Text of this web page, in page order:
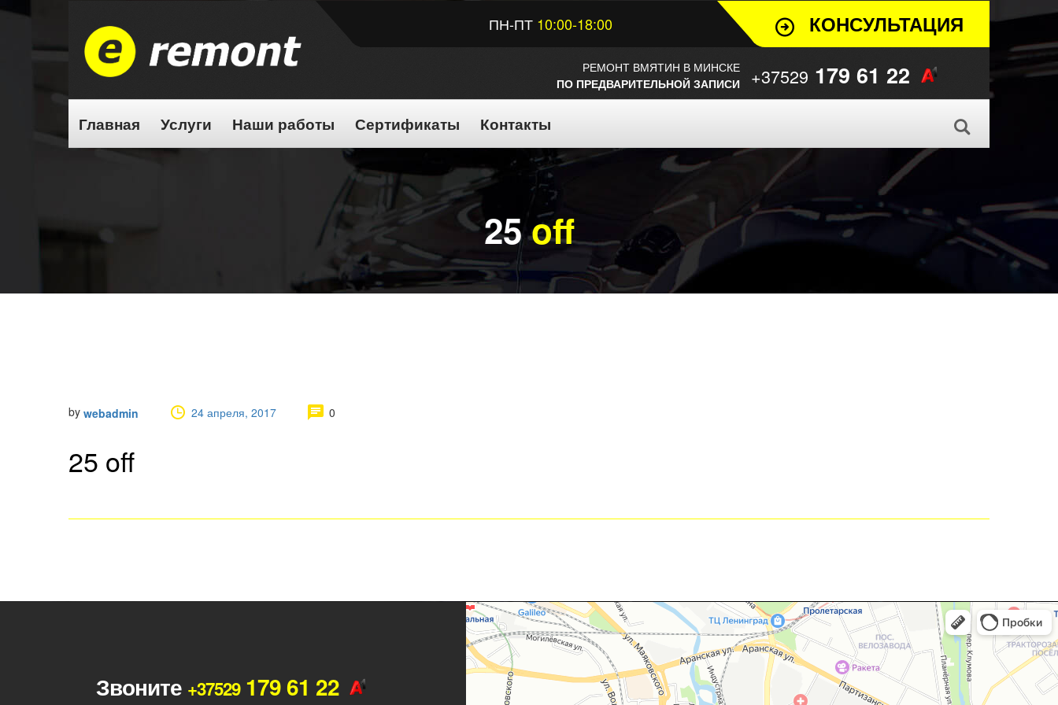
ПН-ПТ 10:00-18:00 КОНСУЛЬТАЦИЯ
РЕМОНТ ВМЯТИН В МИНСКЕ
ПО ПРЕДВАРИТЕЛЬНОЙ ЗАПИСИ
+37529 179 61 22
Главная Услуги Наши работы Сертификаты Контакты
25off
by webadmin 24 апреля, 2017 0
25 off
Звоните +37529 179 61 22